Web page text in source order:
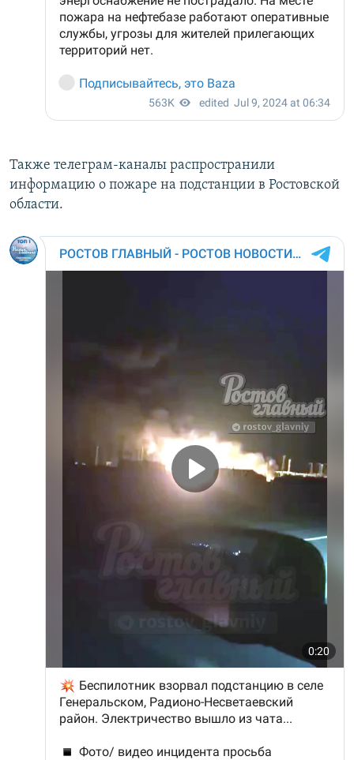
Также телеграм-каналы распространили
информацию о пожаре на подстанции в Ростовской
области.